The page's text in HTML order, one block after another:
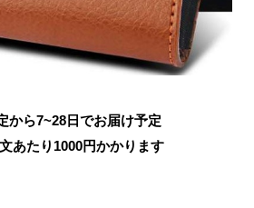
から7~28日でお届け予定
あたり 1000円かかります